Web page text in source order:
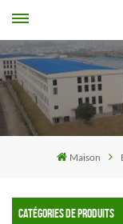
Maison
CATÉGORIES DE PRODUITS